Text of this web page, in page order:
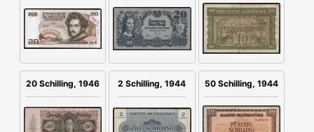
20 Schilling, 1946 2 Schilling, 1944 50 Schilling, 1944